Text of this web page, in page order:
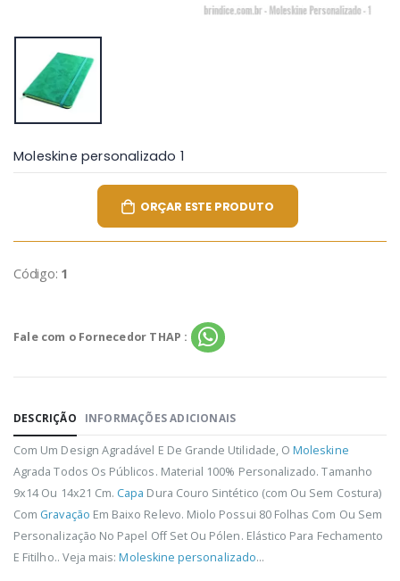
Moleskine personalizado 1
ORÇAR ESTE PRODUTO
Código: 1
Fale com o Fornecedor THAP :
DESCRIÇÃO INFORMAÇÕES ADICIONAIS
Com Um Design Agradável E De Grande Utilidade, OMoleskine
Agrada Todos Os Públicos. Material 100% Personalizado. Tamanho
9x14 Ou 14x21 Cm. Capa Dura Couro Sintético (com Ou Sem Costura)
Com Gravação Em Baixo Relevo. Miolo Possui 80 Folhas Com Ou Sem
Personalização No Papel Off Set Ou Pólen. Elástico Para Fechamento
E Fitilho.. Veja mais:Moleskine personalizado...